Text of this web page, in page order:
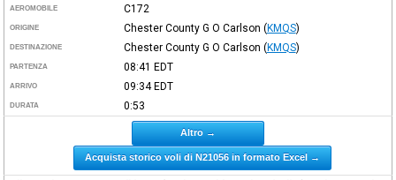
AEROMOBILE C172
ORIGINE Chester County G O Carlson (KMQS)
DESTINAZIONE Chester County G O Carlson (KMQS)
PARTENZA 08:41 EDT
ARRIVO 09:34 EDT
DURATA 0:53
Altro →
Acquista storico voli di N21056 in formato Excel →